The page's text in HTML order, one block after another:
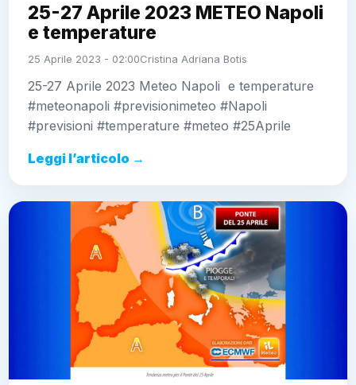
25-27 Aprile 2023 METEO Napoli
e temperature
25 Aprile 2023 - 02:00Cristina Adriana Botis
25-27 Aprile 2023 Meteo Napoli e temperature
#meteonapoli #previsionimeteo #Napoli
#previsioni #temperature #meteo #25Aprile
Leggi l’articolo →